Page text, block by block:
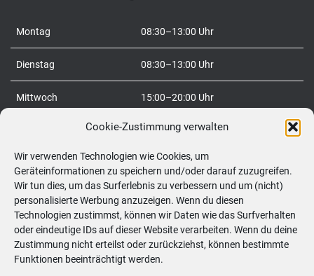
Cookie-Zustimmung verwalten
Wir verwenden Technologien wie Cookies, um
Geräteinformationen zu speichern und/oder darauf zuzugreifen.
Wir tun dies, um das Surferlebnis zu verbessern und um (nicht)
personalisierte Werbung anzuzeigen. Wenn du diesen
Technologien zustimmst, können wir Daten wie das Surfverhalten
oder eindeutige IDs auf dieser Website verarbeiten. Wenn du deine
Zustimmung nicht erteilst oder zurückziehst, können bestimmte
Funktionen beeinträchtigt werden.
Montag 08:30–13:00 Uhr
Dienstag 08:30–13:00 Uhr
Mittwoch 15:00–20:00 Uhr
08:30–20:00 Uhr
Freitag 08:30–20:00 Uhr
Samstag 09:00–12:00 Uhr
So geschlossen